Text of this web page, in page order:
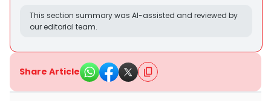
This section summary was AI-assisted and reviewed by
our editorial team.
Share Article